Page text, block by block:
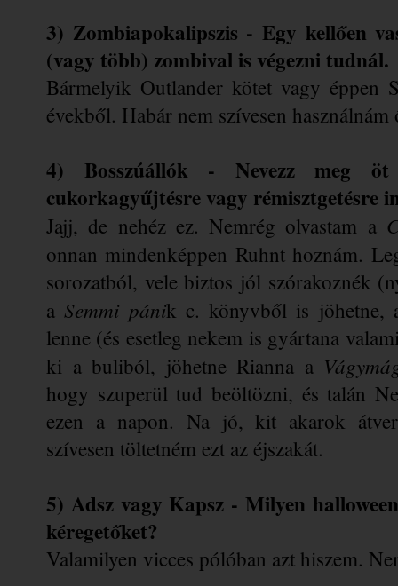
3) Zombiapokalipszis - Egy kellően
(vagy több) zombival is végezni tudnál.
Bármelyik Outlander kötet vagy éppen
évekből. Habár nem szívesen
4) Bosszúállók - Nevezz meg
cukorkagyűjtésre vagy rémisztgetésre
Jajj, de nehéz ez. Nemrég olvastam a
onnan mindenképpen Ruhnt hoznám.
sorozatból, vele biztos jól szórakoznék
a Semmi pánik c. könyvből is jöhetne,
lenne (és esetleg nekem is gyártana
ki a buliból, jöhetne Rianna a
hogy szuperül tud beöltözni, és talán
ezen a napon. Na jó, kit akarok
szívesen töltetném ezt az éjszakát.
5) Adsz vagy Kapsz - Milyen
kéregetőket?
Valamilyen vicces pólóban azt hiszem.